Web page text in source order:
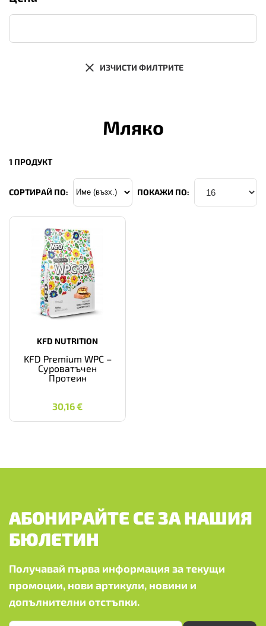
ИЗЧИСТИ ФИЛТРИТЕ
Мляко
1 ПРОДУКТ
СОРТИРАЙ ПО: ПОКАЖИ ПО:
KFD NUTRITION
KFD Premium WPC –
Суроватъчен
Протеин
30,16€
30,16 €
АБОНИРАЙТЕ СЕ ЗА НАШИЯ
БЮЛЕТИН
Получавай първа информация за текущи
промоции, нови артикули, новини и
допълнителни отстъпки.